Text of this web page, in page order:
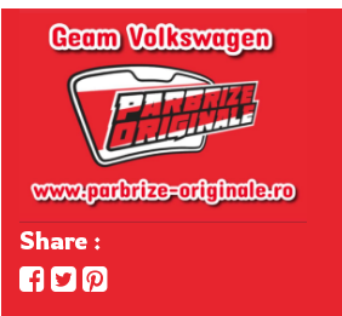
Share :